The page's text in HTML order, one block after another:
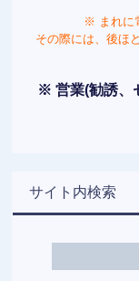
※ まれに
その際には、後ほ
※ 営業(勧誘、
サイト内検索